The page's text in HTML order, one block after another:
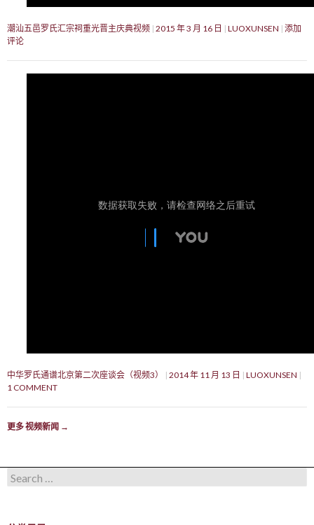
潮汕五邑罗氏汇宗祠重光晋主庆典视频 2015 年 3 月 16 日 LUOXUNSEN 添加
评论
中华罗氏通谱北京第二次座谈会（视频3） 2014 年 11 月 13 日
LUOXUNSEN
1 COMMENT
更多 视频新闻 →
Search for: